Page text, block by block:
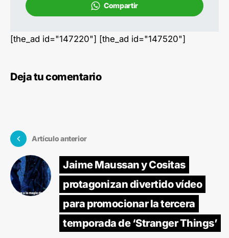
Compartir
[the_ad id="147220"] [the_ad id="147520"]
Deja tu comentario
Artículo anterior
Jaime Maussan y Cositas
protagonizan divertido vídeo
para promocionar la tercera
temporada de ‘Stranger Things’